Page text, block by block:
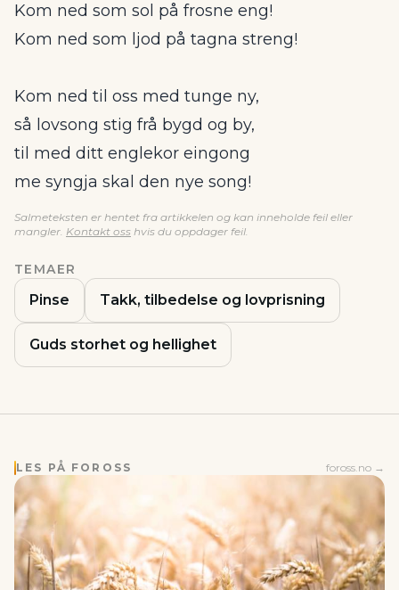
Kom ned som sol på frosne eng!
Kom ned som ljod på tagna streng!
Kom ned til oss med tunge ny,
så lovsong stig frå bygd og by,
til med ditt englekor eingong
me syngja skal den nye song!
Salmeteksten er hentet fra artikkelen og kan inneholde feil eller
mangler. Kontakt oss hvis du oppdager feil.
TEMAER
Pinse Takk, tilbedelse og lovprisning
Guds storhet og hellighet
LES PÅ FOROSS foross.no →